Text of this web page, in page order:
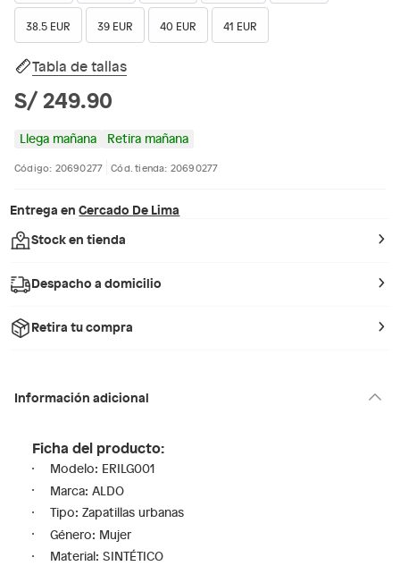
38.5 EUR 39 EUR 40 EUR 41 EUR
Tabla de tallas
S/ 249.90
Llega mañana Retira mañana
Código: 20690277 Cód. tienda: 20690277
Entrega en Cercado De Lima
Stock en tienda
Despacho a domicilio
Retira tu compra
Información adicional
Ficha del producto:
Modelo: ERILG001
Marca: ALDO
Tipo: Zapatillas urbanas
Género: Mujer
Material: SINTÉTICO